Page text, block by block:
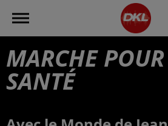
MARCHE
SANTÉ